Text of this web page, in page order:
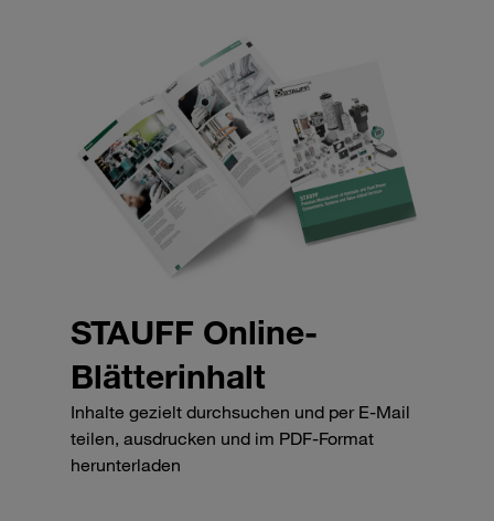
STAUFF Online-
Blätterinhalt
Inhalte gezielt durchsuchen und per E-Mail
teilen, ausdrucken und im PDF-Format
herunterladen